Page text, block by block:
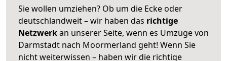
Sie wollen umziehen? Ob um die Ecke oder
deutschlandweit – wir haben das richtige
Netzwerkan unserer Seite, wenn es Umzüge von
Darmstadt nach Moormerland geht! Wenn Sie
nicht weiterwissen – haben wir die richtige